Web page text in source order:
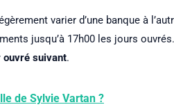
varier d’une banque à
jusqu’à 17h00 les jours ouvrés.
suivant.
de Sylvie Vartan ?